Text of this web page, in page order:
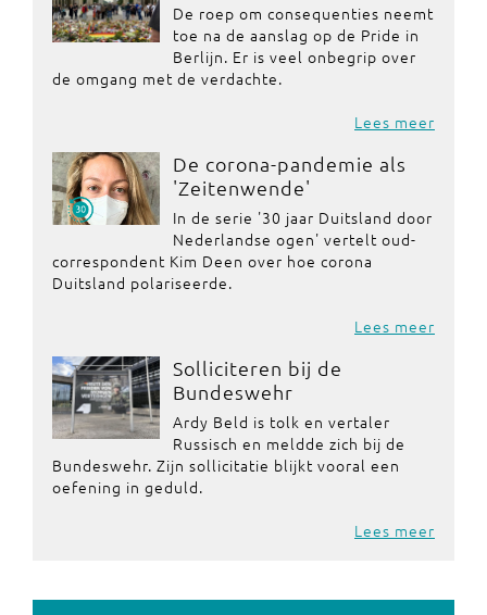
De roep om consequenties neemt
toe na de aanslag op de Pride in
Berlijn. Er is veel onbegrip over
de omgang met de verdachte.
Lees meer
De corona-pandemie als
'Zeitenwende'
In de serie '30 jaar Duitsland door
Nederlandse ogen' vertelt oud-
correspondent Kim Deen over hoe corona
Duitsland polariseerde.
Lees meer
Solliciteren bij de
Bundeswehr
Ardy Beld is tolk en vertaler
Russisch en meldde zich bij de
Bundeswehr. Zijn sollicitatie blijkt vooral een
oefening in geduld.
Lees meer